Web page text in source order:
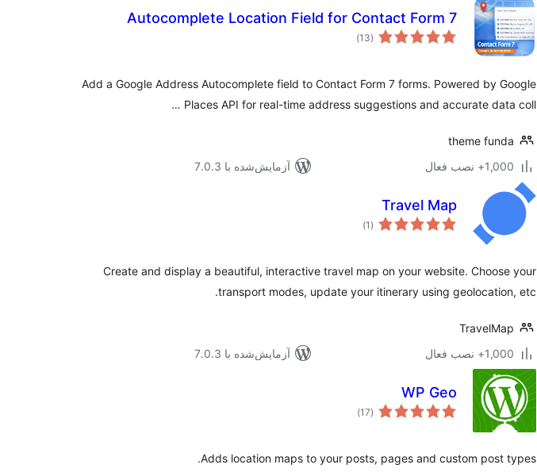
Autocomplete Location Field for Contact Form 7
(13
مجموع
امتیازها)
Add a Google Address Autocomplete field to Contact Form 7 forms. Powered by Google
Places API for real-time address suggestions and accurate data coll …
theme funda
1,000+ نصب فعال
آزمایش‌شده با 7.0.3
Travel Map
(1 مجموع
امتیازها)
Create and display a beautiful, interactive travel map on your website. Choose your
transport modes, update your itinerary using geolocation, etc.
TravelMap
1,000+ نصب فعال
آزمایش‌شده با 7.0.3
WP Geo
(17
مجموع
امتیازها)
Adds location maps to your posts, pages and custom post types.